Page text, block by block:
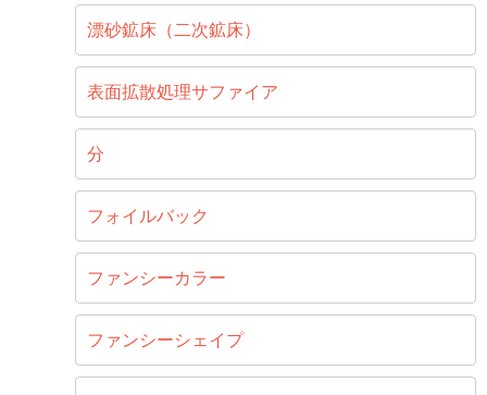
漂砂鉱床（二次鉱床）
表面拡散処理サファイア
分
フォイルバック
ファンシーカラー
ファンシーシェイプ